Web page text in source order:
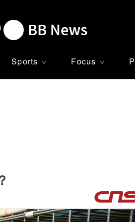
Sports ∨ Focus ∨